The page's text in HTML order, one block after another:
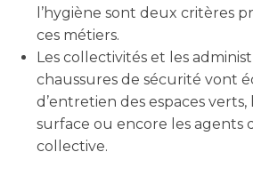
l’hygiène sont deux critères
ces métiers.
Les collectivités et les
chaussures de sécurité vont
d’entretien des espaces
surface ou encore les agents
collective.